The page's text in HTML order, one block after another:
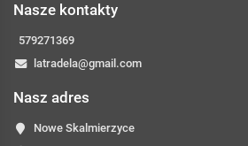
Nasze kontakty
579271369
latradela@gmail.com
Nasz adres
Nowe Skalmierzyce